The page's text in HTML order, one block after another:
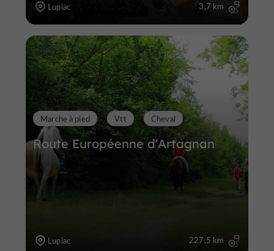
Lupiac 3,7 km
Route Européenne d'Artagnan
Marche à pied Vtt Cheval
Lupiac 227,5 km